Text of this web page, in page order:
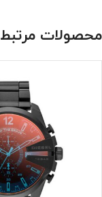
محصولات مرتبط